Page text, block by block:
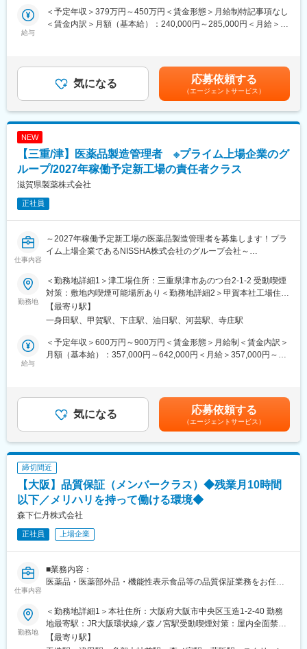
の切り替えは5年経過で希望に基づきあり
※正社員への登用は基準をクリアしていただき次第あり
変更の範囲：会社の定める業務
※使用分析装置：HPLC・GC・UV・カールフィッシャー・FTIRな
・機器キャリブレーション
・微生物試験
薬を体内の必要な場所へ正確に届けることができる点に秀でてい
ます。消費者の健康と安全を守る非常にやりがいのある業務で
す。
ぞれ在籍しており、馴染みやすい環境です。
・年間休日125日とメリハリを付けながら働くことができます。
・個人のライフスタイルに応じて半期に一度勤務時間を選択でき
る制度があるなど、柔軟な働き方を叶えることができます。
同社は創業130年で、老舗企業というイメージが根強いですが、
実は「挑戦」が大好きな企業です。
工業向けにも独自のカプセル技術を応用するなど、新しい「仁
丹」ブランドを数多く生み出し続けています。中でも重要分野と
位置付けているセルフメディケーションブランドの「メディケ
層を今もなお開拓し続けています。
変更の範囲：会社の定める業務
給与
＜予定年収＞379万円～450万円＜賃金形態＞月給制特記事項なし
＜賃金内訳＞月額（基本給）：240,000円～285,000円＜月給＞
安の金額であり、選考を通じて上下する可能性があります。月給
(月額)は固定手当を含めた表記です。
気になる 応募依頼する
（エージェントサービス）
NEW
【三重/津】医薬品製造管理者 ※プライム上場企業のグ
ループ/2027年稼働予定新工場の責任者クラス
滋賀県製薬株式会社
正社員
仕事内容
～2027年稼働予定新工場の医薬品製造管理者を募集します！プラ
イム上場企業であるNISSHA株式会社のグループ会社～
■概要：
滋賀県製薬はプライム上場企業であるNISSHA株式会社のグルー
プ会社として、医薬品および医薬部外品の製造・製造販売を手掛
けています。主に風邪薬や解熱鎮痛剤などの一般用医薬品
（OTC）において開発製造受託（CDMO）のビジネスモデルで強
固な市場地位を築き、豊富な顧客基盤を有しています。
・薬機法に基づく医薬品製造管理者業務全般
・GMPに基づく製造管理・品質管理体制の維持・改善
・社内関連部門との連携、当局対応、内部監査、外部監査対応な
■組織構成：
新工場では品質部門2名、製造部門20名程度から、稼働をし徐々
に大きくなる想定です。
■入社後：
頃以降は津工場での勤務をお願いする予定です。
■魅力：
わる業務です。
・NISSHAグループがメディカル分野に注力している中で医薬品
事業の中核を担っており、規模拡大をリードすることが期待され
ています。
勤務地
＜勤務地詳細1＞津工場住所：三重県津市あのつ台2-1-2 受動喫煙
対策：敷地内喫煙可能場所あり＜勤務地詳細2＞甲賀本社工場住
所：滋賀県甲賀市甲賀町滝879 勤務地最寄駅：JR草津線／甲賀駅
受動喫煙対策：屋内全面禁煙変更の範囲：会社の定める事業所
【最寄り駅】
一身田駅、甲賀駅、下庄駅、油日駅、河芸駅、寺庄駅
給与
＜予定年収＞600万円～900万円＜賃金形態＞月給制＜賃金内訳＞
月額（基本給）：357,000円～642,000円＜月給＞357,000円～
目安の金額であり、選考を通じて上下する可能性があります。月
給(月額)は固定手当を含めた表記です。
気になる 応募依頼する
（エージェントサービス）
締切間近
【大阪】品質保証（メンバークラス）◆残業月10時間
以下／メリハリを持って働ける環境◆
森下仁丹株式会社
正社員 上場企業
仕事内容
■業務内容：
医薬品・医薬部外品・機能性表示食品等の品質保証業務をお任せ
とができる環境です。
＜具体的には＞
(1)医薬品等製造販売業におけるGQP関連業務
(2)国内外、医薬品等製造所への管理、監督（委託工場の監査、改
勤務地
＜勤務地詳細1＞本社住所：大阪府大阪市中央区玉造1-2-40 勤務
地最寄駅：JR大阪環状線／森ノ宮駅受動喫煙対策：屋内全面禁煙
＜勤務地詳細2＞大阪テクノセンター住所：大阪府枚方市津田山手
【最寄り駅】